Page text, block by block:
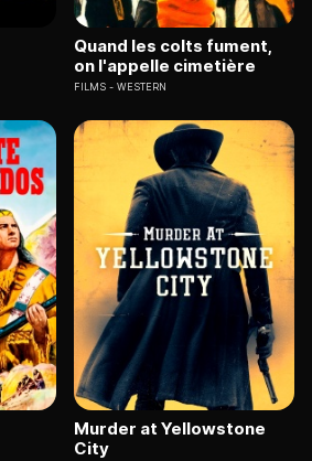
Quand les colts fument,
on l'appelle cimetière
FILMS WESTERN
Murder at Yellowstone
City